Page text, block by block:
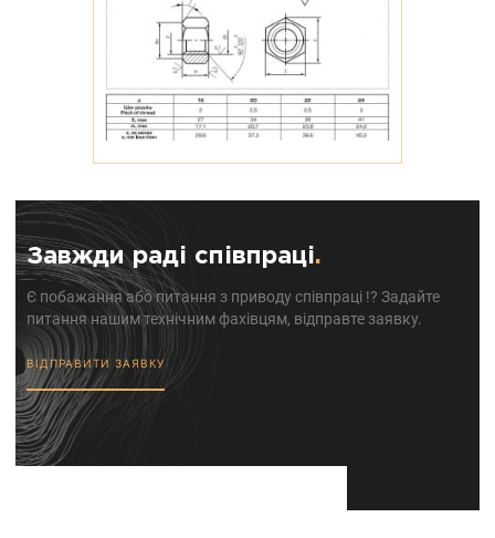
Завжди раді співпраці.
Є побажання або питання з приводу співпраці !? Задайте
питання нашим технічним фахівцям, відправте заявку.
ВІДПРАВИТИ ЗАЯВКУ